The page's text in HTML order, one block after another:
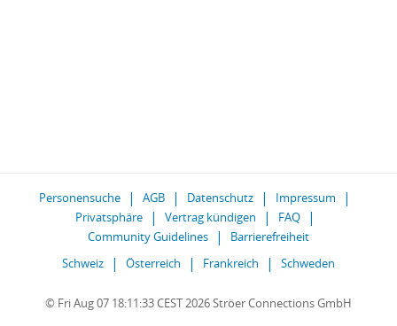
Personensuche AGB Datenschutz
Impressum
Privatsphäre
Vertrag kündigen
FAQ
Community Guidelines
Barrierefreiheit
Schweiz
Österreich Frankreich Schweden
© Fri Aug 07 18:11:33 CEST 2026 Ströer Connections GmbH